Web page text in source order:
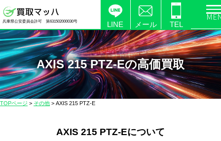
製
品
の
高
価
買
ら
兵庫県公安委員会許可 第631502000030号 LINE メール TEL
AXIS 215 PTZ-Eの高価買取
TOPページ > その他 > AXIS 215 PTZ-E
AXIS 215 PTZ-Eについて